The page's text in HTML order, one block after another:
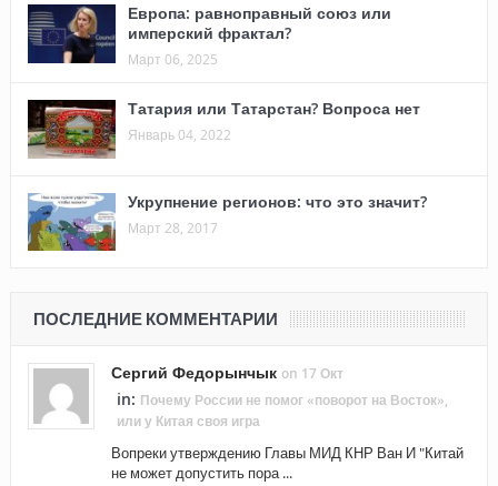
Европа: равноправный союз или
имперский фрактал?
Март 06, 2025
Татария или Татарстан? Вопроса нет
Январь 04, 2022
Укрупнение регионов: что это значит?
Март 28, 2017
ПОСЛЕДНИЕ КОММЕНТАРИИ
Сергий Федорынчык on 17 Окт
in: Почему России не помог «поворот на Восток»,
или у Китая своя игра
Вопреки утверждению Главы МИД КНР Ван И "Китай
не может допустить пора ...